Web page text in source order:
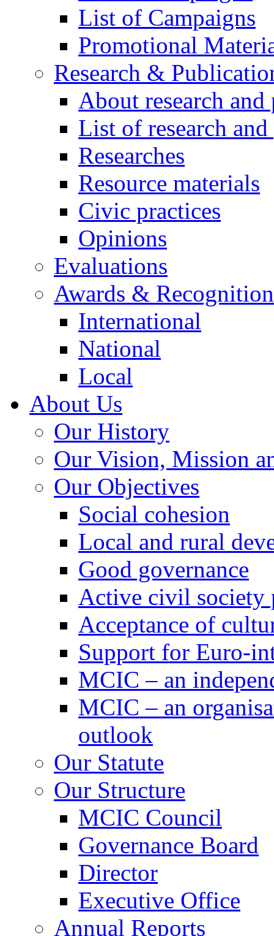
List of Campaigns
Promotional
Research &
About research
List of research
Researches
Resource materials
Civic practices
Opinions
Evaluations
Awards &
International
National
Local
About Us
Our History
Our Vision, Mission
Our Objectives
Social cohesion
Local and rural
Good governance
Active civil society
Acceptance of
Support for Euro-
MCIC – an
MCIC – an
outlook
Our Statute
Our Structure
MCIC Council
Governance Board
Director
Executive Office
Annual Reports